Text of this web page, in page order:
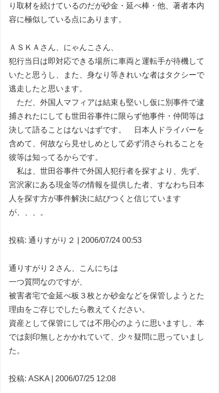
り取材を続けているのだが砂金・延べ棒・他、著者本内
容に極似している点にあります。
ＡＳＫＡさん、にゃんこさん、
犯行当日は即対応できる場所に車両と運転手が待機して
いたと思うし、また、身なり等きれいな者はタクシーで
逃走したと思います。
ただ、外国人マフィアは結束も堅いし仮に別事件で逮
捕されたにしても世田谷事件に限らず他事件・仲間等は
決して語ることはないはずです。 日本人ドライバーを
含めて、何故なら見せしめとして必ず消さられることを
彼等は知ってるからです。
私は、世田谷事件で外国人犯行者を探すより、先ず、
宮沢家にある現金等の情報を提供した者、すなわち日本
人を探す方が事件解決に結びつくと信じています
が、、、。
投稿: 通りすがり２ | 2006/07/24 00:53
通りすがり２さん、こんにちは
一つ質問なのですが、
被害者宅で金延べ板３枚とか砂金などを保管しようとた
理由をご存じでしたら教えてください。
資産として保管にしては不用心のように思いますし、本
では刻印無しとかかれていて、少々疑問に思っていまし
た。
投稿: ASKA | 2006/07/25 12:08